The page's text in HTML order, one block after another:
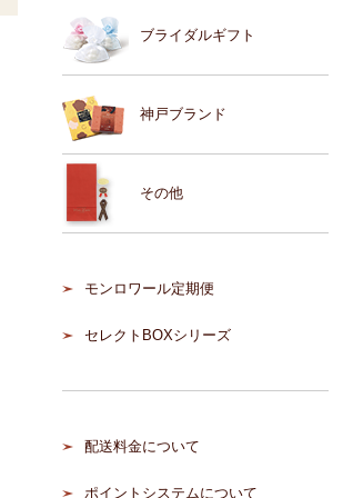
ブライダルギフト
神戸ブランド
その他
モンロワール定期便
セレクトBOXシリーズ
配送料金について
ポイントシステムについて